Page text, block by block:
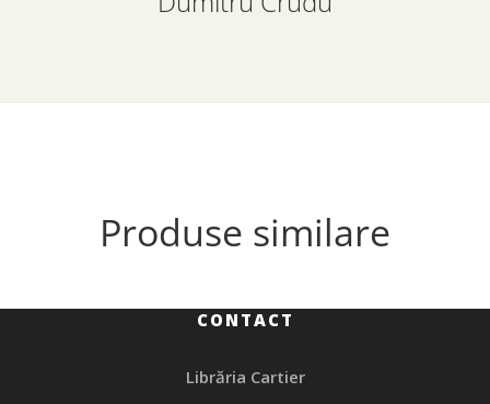
Produse similare
CONTACT
Librăria Cartier